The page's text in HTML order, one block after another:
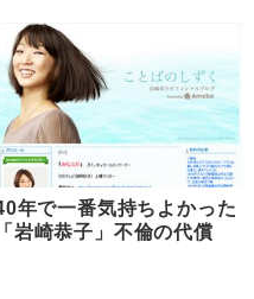
年で一番気持ちよかった
「岩崎恭子」不倫の代償